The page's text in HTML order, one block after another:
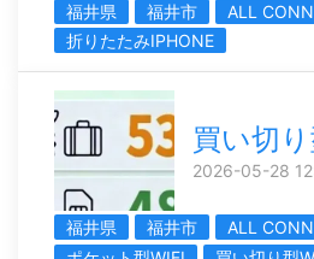
福井県
福井市 ALL
折りたたみIPHONE
買い切
2026-05-28
福井県 福井市
ALL